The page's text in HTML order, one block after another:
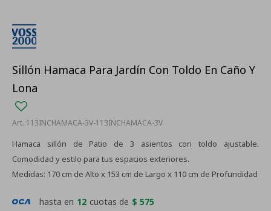
Sillón Hamaca Para Jardín Con Toldo En Caño Y
Lona
113INCHAMACA-3V-113INCHAMACA-3V
Hamaca sillón de Patio de 3 asientos con toldo ajustable.
Comodidad y estilo para tus espacios exteriores.
Medidas: 170 cm de Alto x 153 cm de Largo x 110 cm de Profundidad
hasta en 12 cuotas de $ 575